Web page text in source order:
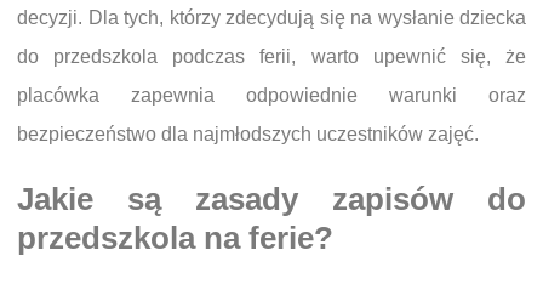
decyzji. Dla tych, którzy zdecydują się na wysłanie dziecka
do przedszkola podczas ferii, warto upewnić się, że
placówka zapewnia odpowiednie warunki oraz
bezpieczeństwo dla najmłodszych uczestników zajęć.
Jakie są zasady zapisów do
przedszkola na ferie?